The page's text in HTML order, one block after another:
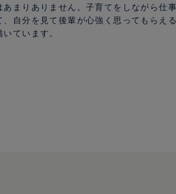
あまりありません。子育てをしながら仕
、自分を見て後輩が心強く思ってもらえ
ています。